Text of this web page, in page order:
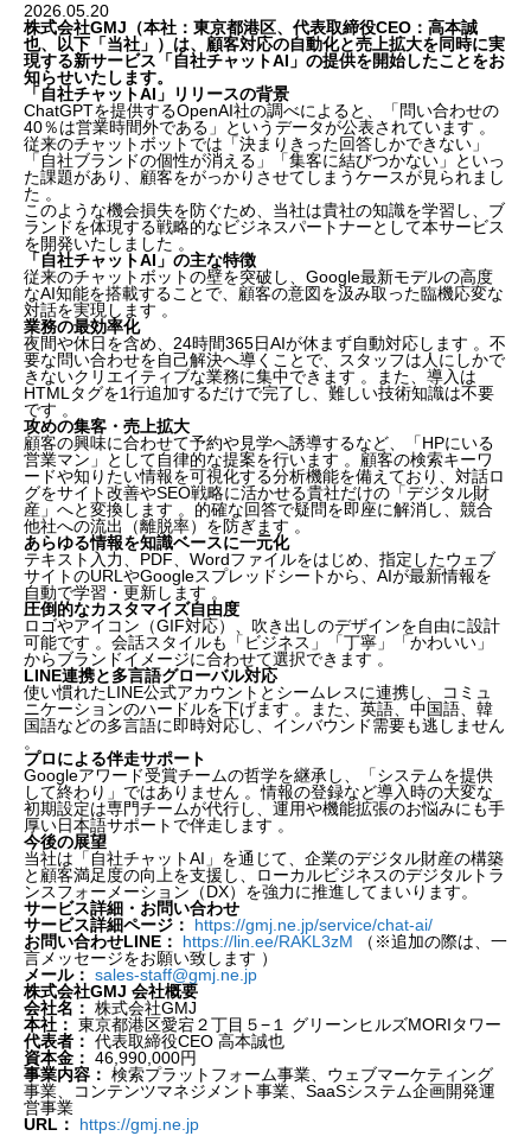
2026.05.20
株式会社GMJ（本社：東京都港区、代表取締役CEO：高本誠
也、以下「当社」）は、顧客対応の自動化と売上拡大を同時に実
現する新サービス「自社チャットAI」の提供を開始したことをお
知らせいたします。
「自社チャットAI」リリースの背景
ChatGPTを提供するOpenAI社の調べによると、「問い合わせの
40％は営業時間外である」というデータが公表されています 。
従来のチャットボットでは「決まりきった回答しかできない」
「自社ブランドの個性が消える」「集客に結びつかない」といっ
た課題があり、顧客をがっかりさせてしまうケースが見られまし
た 。
このような機会損失を防ぐため、当社は貴社の知識を学習し、ブ
ランドを体現する戦略的なビジネスパートナーとして本サービス
を開発いたしました 。
「自社チャットAI」の主な特徴
従来のチャットボットの壁を突破し、Google最新モデルの高度
なAI知能を搭載することで、顧客の意図を汲み取った臨機応変な
対話を実現します 。
業務の最効率化
夜間や休日を含め、24時間365日AIが休まず自動対応します 。不
要な問い合わせを自己解決へ導くことで、スタッフは人にしかで
きないクリエイティブな業務に集中できます 。また、導入は
HTMLタグを1行追加するだけで完了し、難しい技術知識は不要
です 。
攻めの集客・売上拡大
顧客の興味に合わせて予約や見学へ誘導するなど、「HPにいる
営業マン」として自律的な提案を行います 。顧客の検索キーワ
ードや知りたい情報を可視化する分析機能を備えており、対話ロ
グをサイト改善やSEO戦略に活かせる貴社だけの「デジタル財
産」へと変換します 。的確な回答で疑問を即座に解消し、競合
他社への流出（離脱率）を防ぎます 。
あらゆる情報を知識ベースに一元化
テキスト入力、PDF、Wordファイルをはじめ、指定したウェブ
サイトのURLやGoogleスプレッドシートから、AIが最新情報を
自動で学習・更新します 。
圧倒的なカスタマイズ自由度
ロゴやアイコン（GIF対応）、吹き出しのデザインを自由に設計
可能です 。会話スタイルも「ビジネス」「丁寧」「かわいい」
からブランドイメージに合わせて選択できます 。
LINE連携と多言語グローバル対応
使い慣れたLINE公式アカウントとシームレスに連携し、コミュ
ニケーションのハードルを下げます 。また、英語、中国語、韓
国語などの多言語に即時対応し、インバウンド需要も逃しません
。
プロによる伴走サポート
Googleアワード受賞チームの哲学を継承し、「システムを提供
して終わり」ではありません 。情報の登録など導入時の大変な
初期設定は専門チームが代行し、運用や機能拡張のお悩みにも手
厚い日本語サポートで伴走します 。
今後の展望
当社は「自社チャットAI」を通じて、企業のデジタル財産の構築
と顧客満足度の向上を支援し、ローカルビジネスのデジタルトラ
ンスフォーメーション（DX）を強力に推進してまいります。
サービス詳細・お問い合わせ
サービス詳細ページ：
https://gmj.ne.jp/service/chat-ai/
お問い合わせLINE：
https://lin.ee/RAKL3zM （※追加の際は、一
言メッセージをお願い致します ）
メール： sales-staff@gmj.ne.jp
株式会社GMJ 会社概要
会社名： 株式会社GMJ
本社： 東京都港区愛宕２丁目５−１ グリーンヒルズMORIタワー
代表者： 代表取締役CEO 高本誠也
資本金： 46,990,000円
事業内容： 検索プラットフォーム事業、ウェブマーケティング
事業、コンテンツマネジメント事業、SaaSシステム企画開発運
営事業
URL：
https://gmj.ne.jp